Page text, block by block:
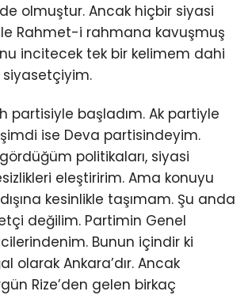
olmuştur. Ancak hiçbir siyasi
Rahmet-i rahmana kavuşmuş
incitecek tek bir kelimem dahi
siyasetçiyim.
partisiyle başladım. Ak partiyle
ise Deva partisindeyim.
politikaları, siyasi
eleştiririm. Ama konuyu
kesinlikle taşımam. Şu anda
değilim. Partimin Genel
Bunun içindir ki
olarak Ankara’dır. Ancak
Rize’den gelen birkaç